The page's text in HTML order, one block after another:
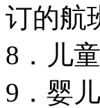
订的航
8．儿
9．婴